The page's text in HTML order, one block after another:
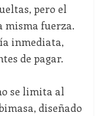
pero el
misma fuerza.
inmediata,
de pagar.
se limita al
diseñado